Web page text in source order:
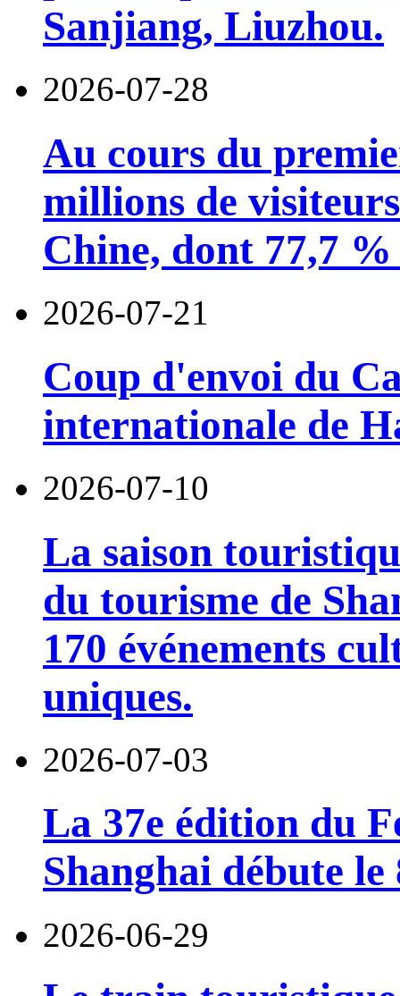
Sanjiang, Liuzhou.
2026-07-28
Au cours du
millions de
Chine, dont 77,7 %
2026-07-21
Coup d'envoi du
internationale de
2026-07-10
La saison
du tourisme de
170 événements
uniques.
2026-07-03
La 37e édition du
Shanghai débute
2026-06-29